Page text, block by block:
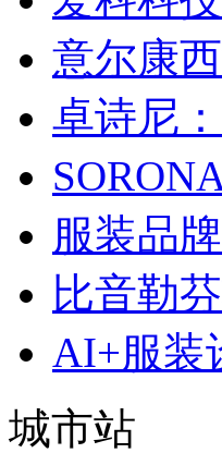
意尔康
卓诗尼
服装品
比音勒
AI+服装
城市站